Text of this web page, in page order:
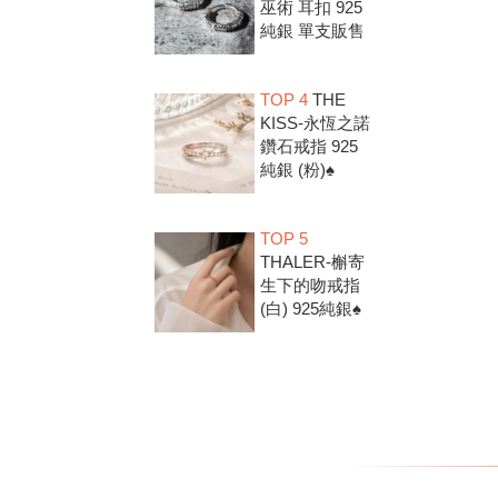
巫術 耳扣 925
純銀 單支販售
TOP 4THE
KISS-永恆之諾
鑽石戒指 925
純銀 (粉)♠
TOP 5
THALER-槲寄
生下的吻戒指
(白) 925純銀♠